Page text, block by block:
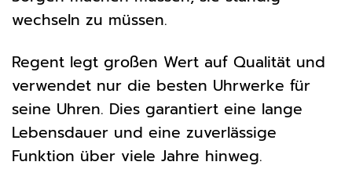
wechseln zu müssen.
Regent legt großen Wert auf Qualität und
verwendet nur die besten Uhrwerke für
seine Uhren. Dies garantiert eine lange
Lebensdauer und eine zuverlässige
Funktion über viele Jahre hinweg.